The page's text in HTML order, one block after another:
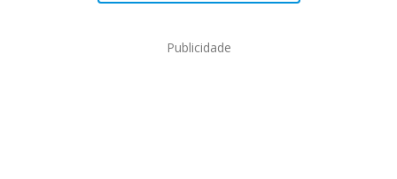
Publicidade